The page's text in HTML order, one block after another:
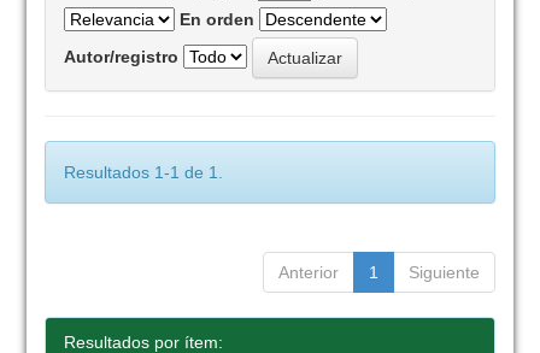
En orden
Autor/registro
Resultados 1-1 de 1.
Anterior 1 Siguiente
Resultados por ítem: